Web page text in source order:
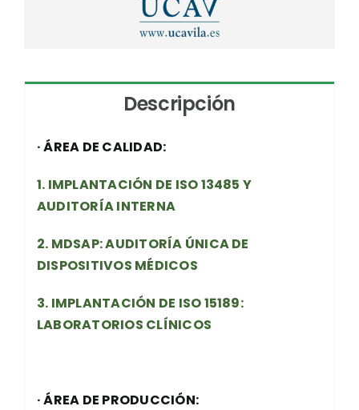
Quiero recibir una copia del formulario
[términos]
de privacidad].*
Enviar
Descripción
· ÁREA DE CALIDAD:
1. IMPLANTACIÓN DE ISO 13485 Y
AUDITORÍA INTERNA
2. MDSAP: AUDITORÍA ÚNICA DE
DISPOSITIVOS MÉDICOS
3. IMPLANTACIÓN DE ISO 15189:
LABORATORIOS CLÍNICOS
· ÁREA DE PRODUCCIÓN: